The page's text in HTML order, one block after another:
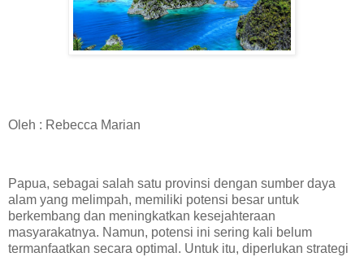
Oleh : Rebecca Marian
Papua, sebagai salah satu provinsi dengan sumber daya
alam yang melimpah, memiliki potensi besar untuk
berkembang dan meningkatkan kesejahteraan
masyarakatnya. Namun, potensi ini sering kali belum
termanfaatkan secara optimal. Untuk itu, diperlukan strategi